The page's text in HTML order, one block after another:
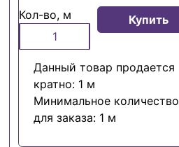
Кол-во, м Купить
Данный товар продается
кратно: 1 м
Минимальное количество
для заказа: 1 м